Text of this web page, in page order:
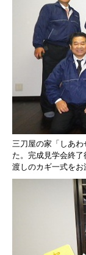
三刀屋の家「しあ
た。 完成見学会終了
渡しのカギ一式をお